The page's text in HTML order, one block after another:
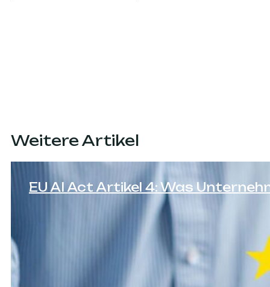
Weitere Artikel
EU AI Act Artikel 4: Was